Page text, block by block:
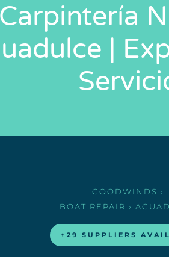
Carpintería
|
GOODWINDS ›
BOAT REPAIR ›
+29 SUPPLIERS